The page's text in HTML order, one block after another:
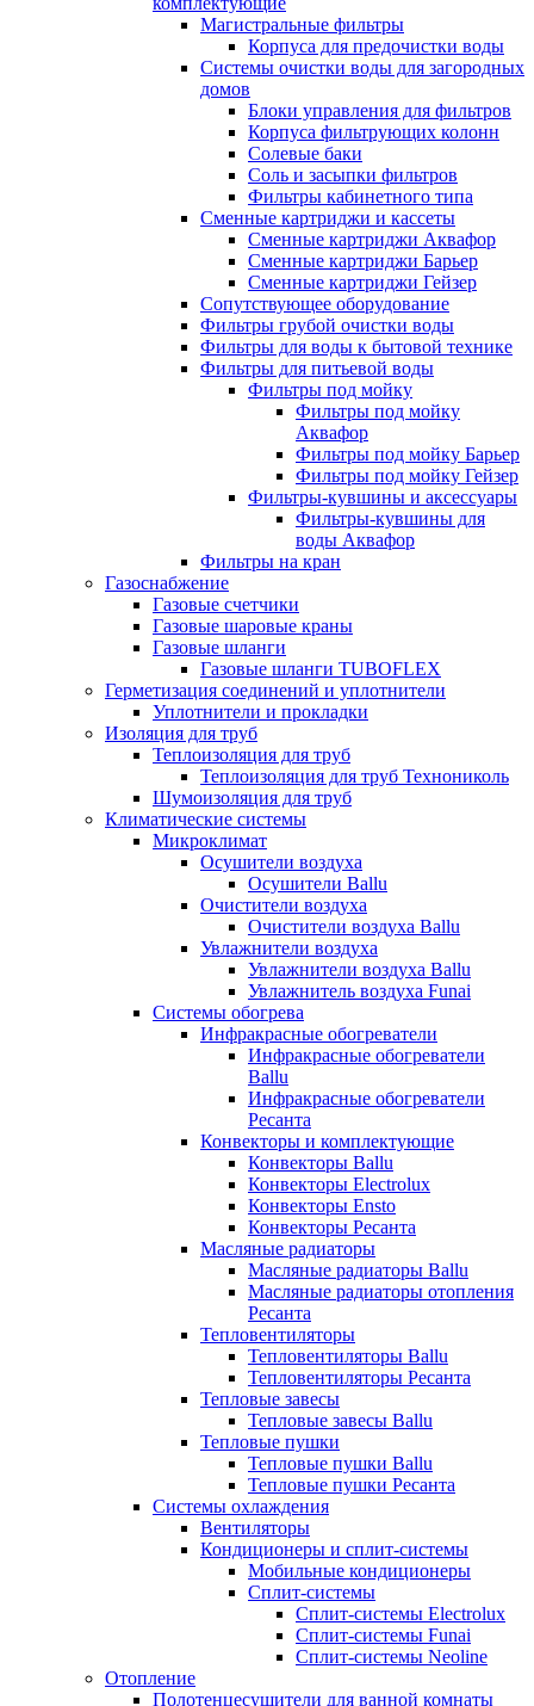
Магистральные фильтры
Корпуса для предочистки воды
Системы очистки воды для загородных
домов
Блоки управления для фильтров
Корпуса фильтрующих колонн
Солевые баки
Соль и засыпки фильтров
Фильтры кабинетного типа
Сменные картриджи и кассеты
Сменные картриджи Аквафор
Сменные картриджи Барьер
Сменные картриджи Гейзер
Сопутствующее оборудование
Фильтры грубой очистки воды
Фильтры для воды к бытовой технике
Фильтры для питьевой воды
Фильтры под мойку
Фильтры под мойку
Аквафор
Фильтры под мойку Барьер
Фильтры под мойку Гейзер
Фильтры-кувшины и аксессуары
Фильтры-кувшины для
воды Аквафор
Фильтры на кран
Газоснабжение
Газовые счетчики
Газовые шаровые краны
Газовые шланги
Газовые шланги TUBOFLEX
Герметизация соединений и уплотнители
Уплотнители и прокладки
Изоляция для труб
Теплоизоляция для труб
Теплоизоляция для труб Технониколь
Шумоизоляция для труб
Климатические системы
Микроклимат
Осушители воздуха
Осушители Ballu
Очистители воздуха
Очистители воздуха Ballu
Увлажнители воздуха
Увлажнители воздуха Ballu
Увлажнитель воздуха Funai
Системы обогрева
Инфракрасные обогреватели
Инфракрасные обогреватели
Ballu
Инфракрасные обогреватели
Ресанта
Конвекторы и комплектующие
Конвекторы Ballu
Конвекторы Electrolux
Конвекторы Ensto
Конвекторы Ресанта
Масляные радиаторы
Масляные радиаторы Ballu
Масляные радиаторы отопления
Ресанта
Тепловентиляторы
Тепловентиляторы Ballu
Тепловентиляторы Ресанта
Тепловые завесы
Тепловые завесы Ballu
Тепловые пушки
Тепловые пушки Ballu
Тепловые пушки Ресанта
Системы охлаждения
Вентиляторы
Кондиционеры и сплит-системы
Мобильные кондиционеры
Сплит-системы
Сплит-системы Electrolux
Сплит-системы Funai
Сплит-системы Neoline
Отопление
Полотенцесушители для ванной комнаты